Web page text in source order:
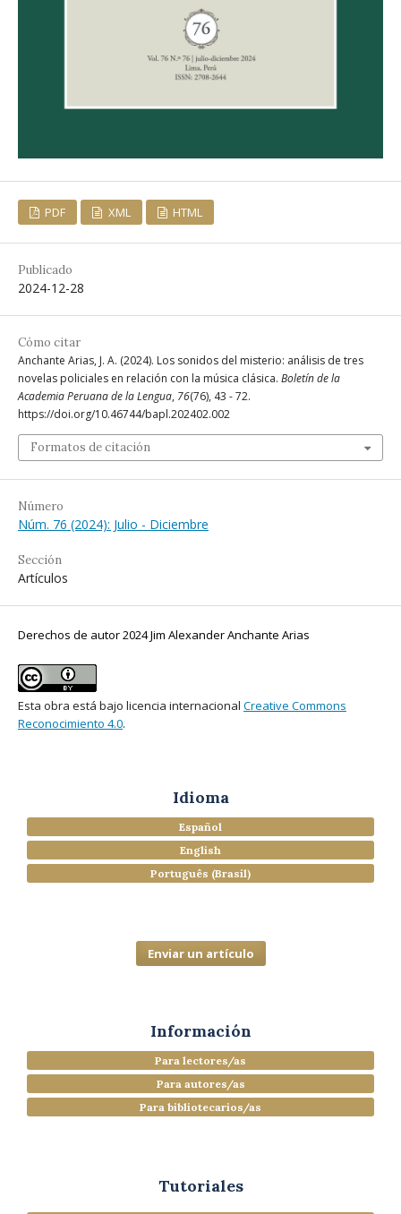
PDF XML HTML
Publicado
2024-12-28
Cómo citar
Anchante Arias, J. A. (2024). Los sonidos del misterio: análisis de tres
novelas policiales en relación con la música clásica. Boletín de la
Academia Peruana de la Lengua, 76(76), 43 - 72.
https://doi.org/10.46744/bapl.202402.002
Formatos de citación
Número
Núm. 76 (2024): Julio - Diciembre
Sección
Artículos
Derechos de autor 2024 Jim Alexander Anchante Arias
Esta obra está bajo licencia internacional Creative Commons
Reconocimiento 4.0.
Idioma
Español
English
Português (Brasil)
Enviar un artículo
Información
Para lectores/as
Para autores/as
Para bibliotecarios/as
Tutoriales